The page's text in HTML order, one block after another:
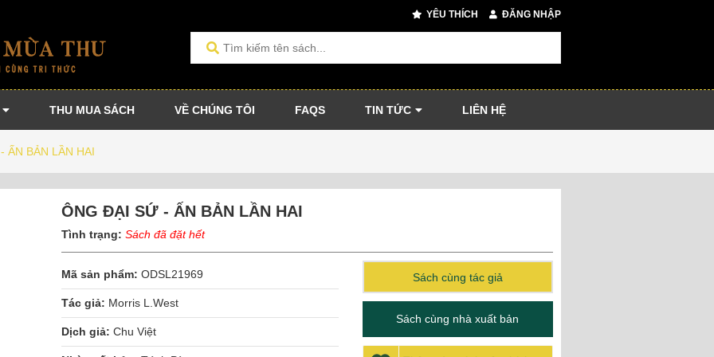
YÊU THÍCH ĐĂNG NHẬP
THU MUA SÁCH VỀ CHÚNG TÔI FAQS TIN TỨC LIÊN HỆ
ẤN BẢN LẦN HAI
ÔNG ĐẠI SỨ - ẤN BẢN LẦN HAI
Tình trạng:Sách đã đặt hết
Mã sản phẩm: ODSL21969
Tác giả: Morris L.West
Dịch giả: Chu Việt
Sách cùng tác giả
Sách cùng nhà xuất bản